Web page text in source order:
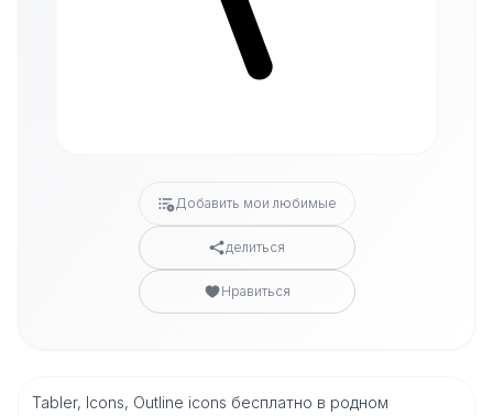
Добавить мои любимые
делиться
Нравиться
Tabler, Icons, Outline icons бесплатно в родном